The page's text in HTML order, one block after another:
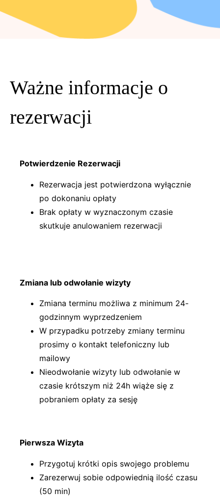
Ważne informacje o
rezerwacji
Potwierdzenie Rezerwacji
Rezerwacja jest potwierdzona wyłącznie
po dokonaniu opłaty
Brak opłaty w wyznaczonym czasie
skutkuje anulowaniem rezerwacji
Zmiana lub odwołanie wizyty
Zmiana terminu możliwa z minimum 24-
godzinnym wyprzedzeniem
W przypadku potrzeby zmiany terminu
prosimy o kontakt telefoniczny lub
mailowy
Nieodwołanie wizyty lub odwołanie w
czasie krótszym niż 24h wiąże się z
pobraniem opłaty za sesję
Pierwsza Wizyta
Przygotuj krótki opis swojego problemu
Zarezerwuj sobie odpowiednią ilość czasu
(50 min)